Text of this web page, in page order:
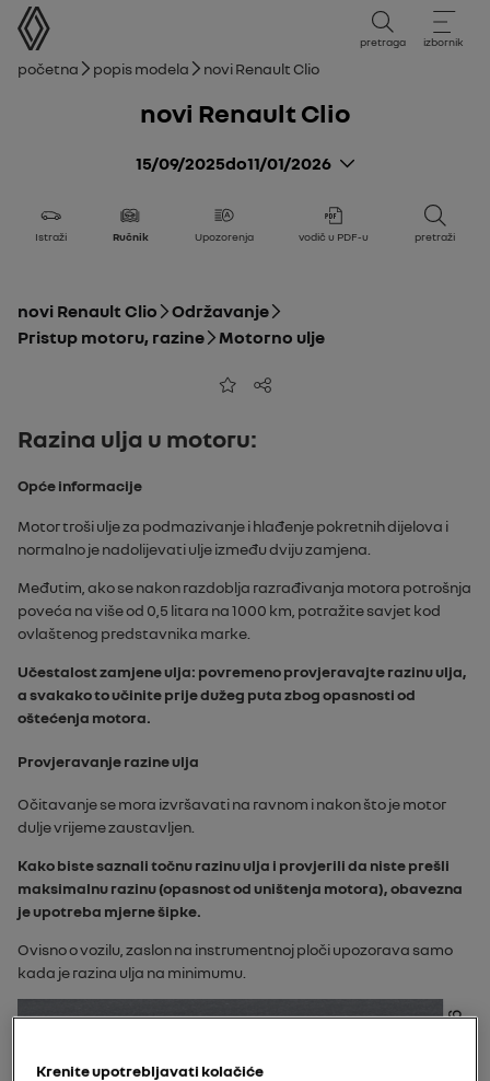
korisnički priručnik
pretraga izbornik
mrvice
Početna Popis modela novi Renault Clio
novi Renault Clio
15/09/2025do11/01/2026
Istraži Ručnik Upozorenja vodič u PDF-u pretraži
novi Renault Clio
Održavanje
Pristup motoru, razine
Motorno ulje
Dodaj u favorite
Dijeli
Razina ulja u motoru:
Opće informacije
Motor troši ulje za podmazivanje i hlađenje pokretnih dijelova i
normalno je nadolijevati ulje između dviju zamjena.
Međutim, ako se nakon razdoblja razrađivanja motora potrošnja
poveća na više od 0,5 litara na 1000 km, potražite savjet kod
ovlaštenog predstavnika marke.
Učestalost zamjene ulja: povremeno provjeravajte razinu ulja,
a svakako to učinite prije dužeg puta zbog opasnosti od
oštećenja motora.
Provjeravanje razine ulja
Očitavanje se mora izvršavati na ravnom i nakon što je motor
dulje vrijeme zaustavljen.
Kako biste saznali točnu razinu ulja i provjerili da niste prešli
maksimalnu razinu (opasnost od uništenja motora), obavezna
je upotreba mjerne šipke.
Ovisno o vozilu, zaslon na instrumentnoj ploči upozorava samo
kada je razina ulja na minimumu.
Krenite upotrebljavati kolačiće